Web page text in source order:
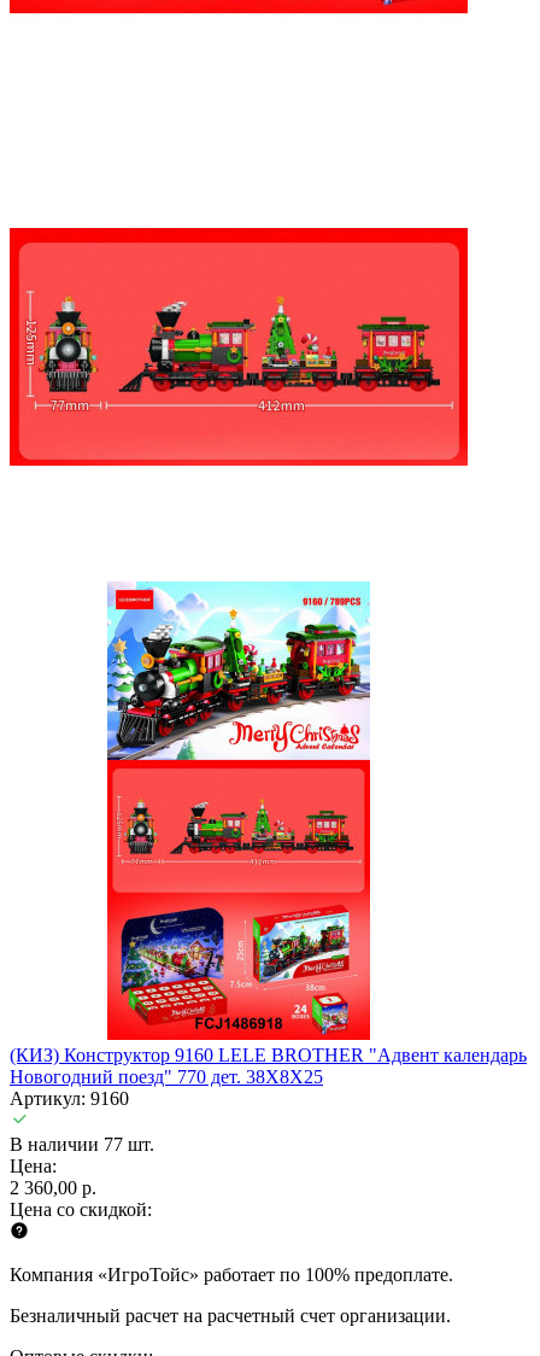
(КИЗ) Конструктор 9160 LELE BROTHER "Адвент календарь
Новогодний поезд" 770 дет. 38X8X25
Артикул: 9160
В наличии 77 шт.
Цена:
2 360,00 р.
Цена со скидкой:
Компания «ИгроТойс» работает по 100% предоплате.
Безналичный расчет на расчетный счет организации.